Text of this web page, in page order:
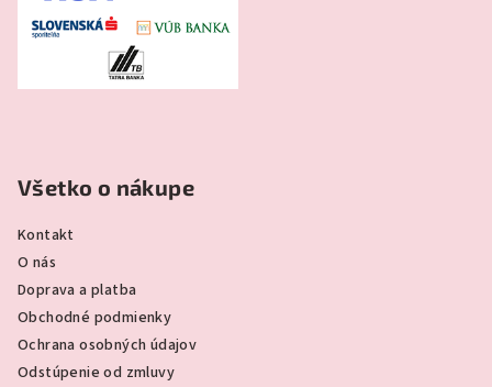
Všetko o nákupe
Kontakt
O nás
Doprava a platba
Obchodné podmienky
Ochrana osobných údajov
Odstúpenie od zmluvy